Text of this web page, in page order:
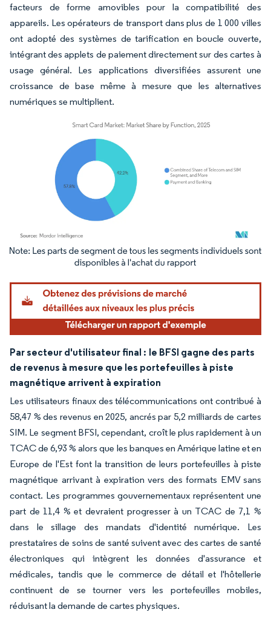
facteurs de forme amovibles pour la compatibilité des
appareils. Les opérateurs de transport dans plus de 1 000 villes
ont adopté des systèmes de tarification en boucle ouverte,
intégrant des applets de paiement directement sur des cartes à
usage général. Les applications diversifiées assurent une
croissance de base même à mesure que les alternatives
numériques se multiplient.
Image © Mordor Intelligence. La réutilisation nécessite une attribution sous CC BY
Par secteur d'utilisateur final : le BFSI gagne des parts
de revenus à mesure que les portefeuilles à piste
magnétique arrivent à expiration
Les utilisateurs finaux des télécommunications ont contribué à
58,47 % des revenus en 2025, ancrés par 5,2 milliards de cartes
SIM. Le segment BFSI, cependant, croît le plus rapidement à un
TCAC de 6,93 % alors que les banques en Amérique latine et en
Europe de l'Est font la transition de leurs portefeuilles à piste
magnétique arrivant à expiration vers des formats EMV sans
contact. Les programmes gouvernementaux représentent une
part de 11,4 % et devraient progresser à un TCAC de 7,1 %
dans le sillage des mandats d'identité numérique. Les
prestataires de soins de santé suivent avec des cartes de santé
électroniques qui intègrent les données d'assurance et
médicales, tandis que le commerce de détail et l'hôtellerie
continuent de se tourner vers les portefeuilles mobiles,
réduisant la demande de cartes physiques.